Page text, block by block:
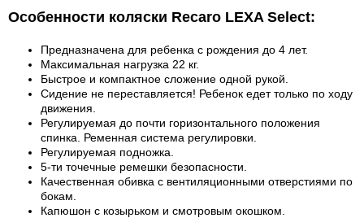
Особенности коляски Recaro LEXA Select:
Предназначена для ребенка с рождения до 4 лет.
Максимальная нагрузка 22 кг.
Быстрое и компактное сложение одной рукой.
Сидение не переставляется! Ребенок едет только по ходу
движения.
Регулируемая до почти горизонтального положения
спинка. Ременная система регулировки.
Регулируемая подножка.
5-ти точечные ремешки безопасности.
Качественная обивка с вентиляционными отверстиями по
бокам.
Капюшон с козырьком и смотровым окошком.